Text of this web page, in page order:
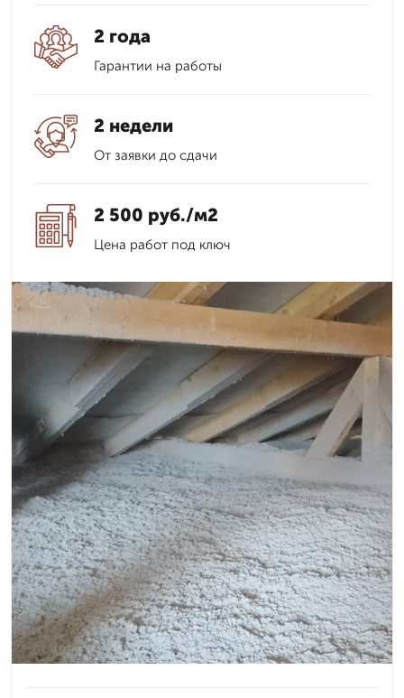
2 года
Гарантии на работы
2 недели
От заявки до сдачи
2 500 руб./м2
Цена работ под ключ